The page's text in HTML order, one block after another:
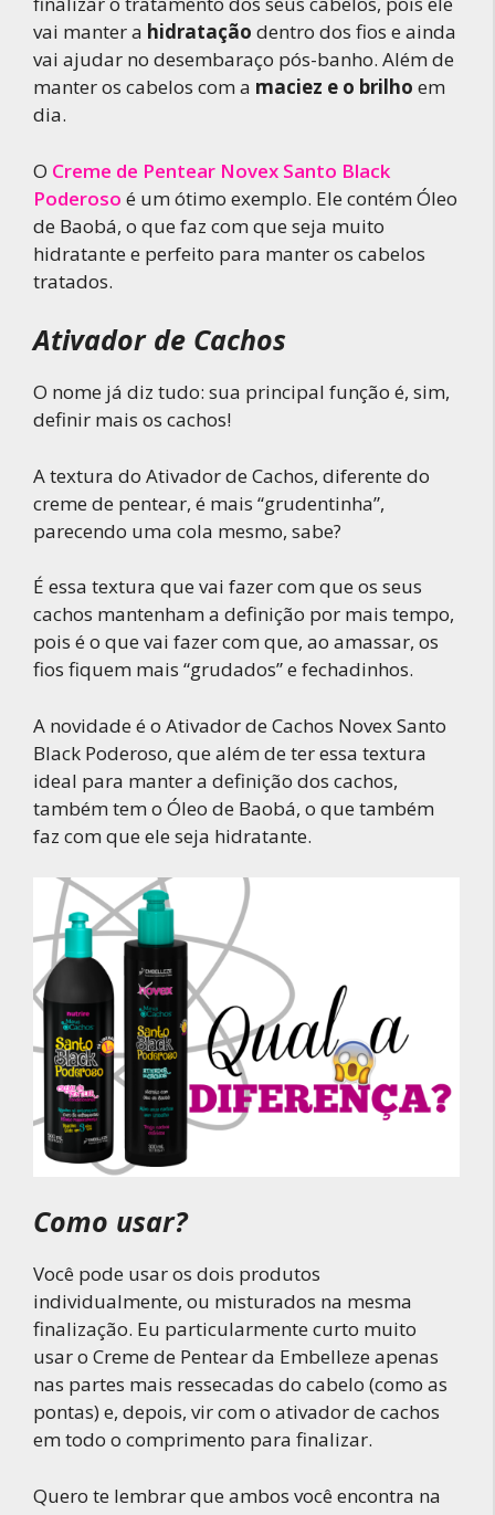
vai manter a hidratação dentro dos fios e ainda
vai ajudar no desembaraço pós-banho. Além de
manter os cabelos com a maciez e o brilho em
dia.
O Creme de Pentear Novex Santo Black
Poderoso é um ótimo exemplo. Ele contém Óleo
de Baobá, o que faz com que seja muito
hidratante e perfeito para manter os cabelos
tratados.
Ativador de Cachos
O nome já diz tudo: sua principal função é, sim,
definir mais os cachos!
A textura do Ativador de Cachos, diferente do
creme de pentear, é mais “grudentinha”,
parecendo uma cola mesmo, sabe?
É essa textura que vai fazer com que os seus
cachos mantenham a definição por mais tempo,
pois é o que vai fazer com que, ao amassar, os
fios fiquem mais “grudados” e fechadinhos.
A novidade é o Ativador de Cachos Novex Santo
Black Poderoso, que além de ter essa textura
ideal para manter a definição dos cachos,
também tem o Óleo de Baobá, o que também
faz com que ele seja hidratante.
Como usar?
Você pode usar os dois produtos
individualmente, ou misturados na mesma
finalização. Eu particularmente curto muito
usar o Creme de Pentear da Embelleze apenas
nas partes mais ressecadas do cabelo (como as
pontas) e, depois, vir com o ativador de cachos
em todo o comprimento para finalizar.
Quero te lembrar que ambos você encontra na